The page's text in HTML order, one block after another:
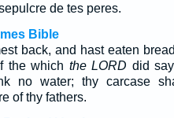
de tes peres.
Bible
back, and hast eaten
the which the LORD did
no water; thy carcase
of thy fathers.